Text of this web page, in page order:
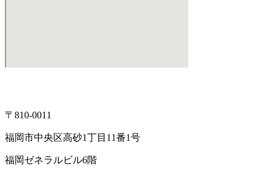
〒810-0011
福岡市中央区高砂1丁目11番1号
福岡ゼネラルビル6階